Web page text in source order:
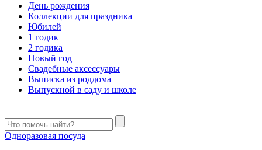
День рождения
Коллекции для праздника
Юбилей
1 годик
2 годика
Новый год
Свадебные аксессуары
Выписка из роддома
Выпускной в саду и школе
Одноразовая посуда